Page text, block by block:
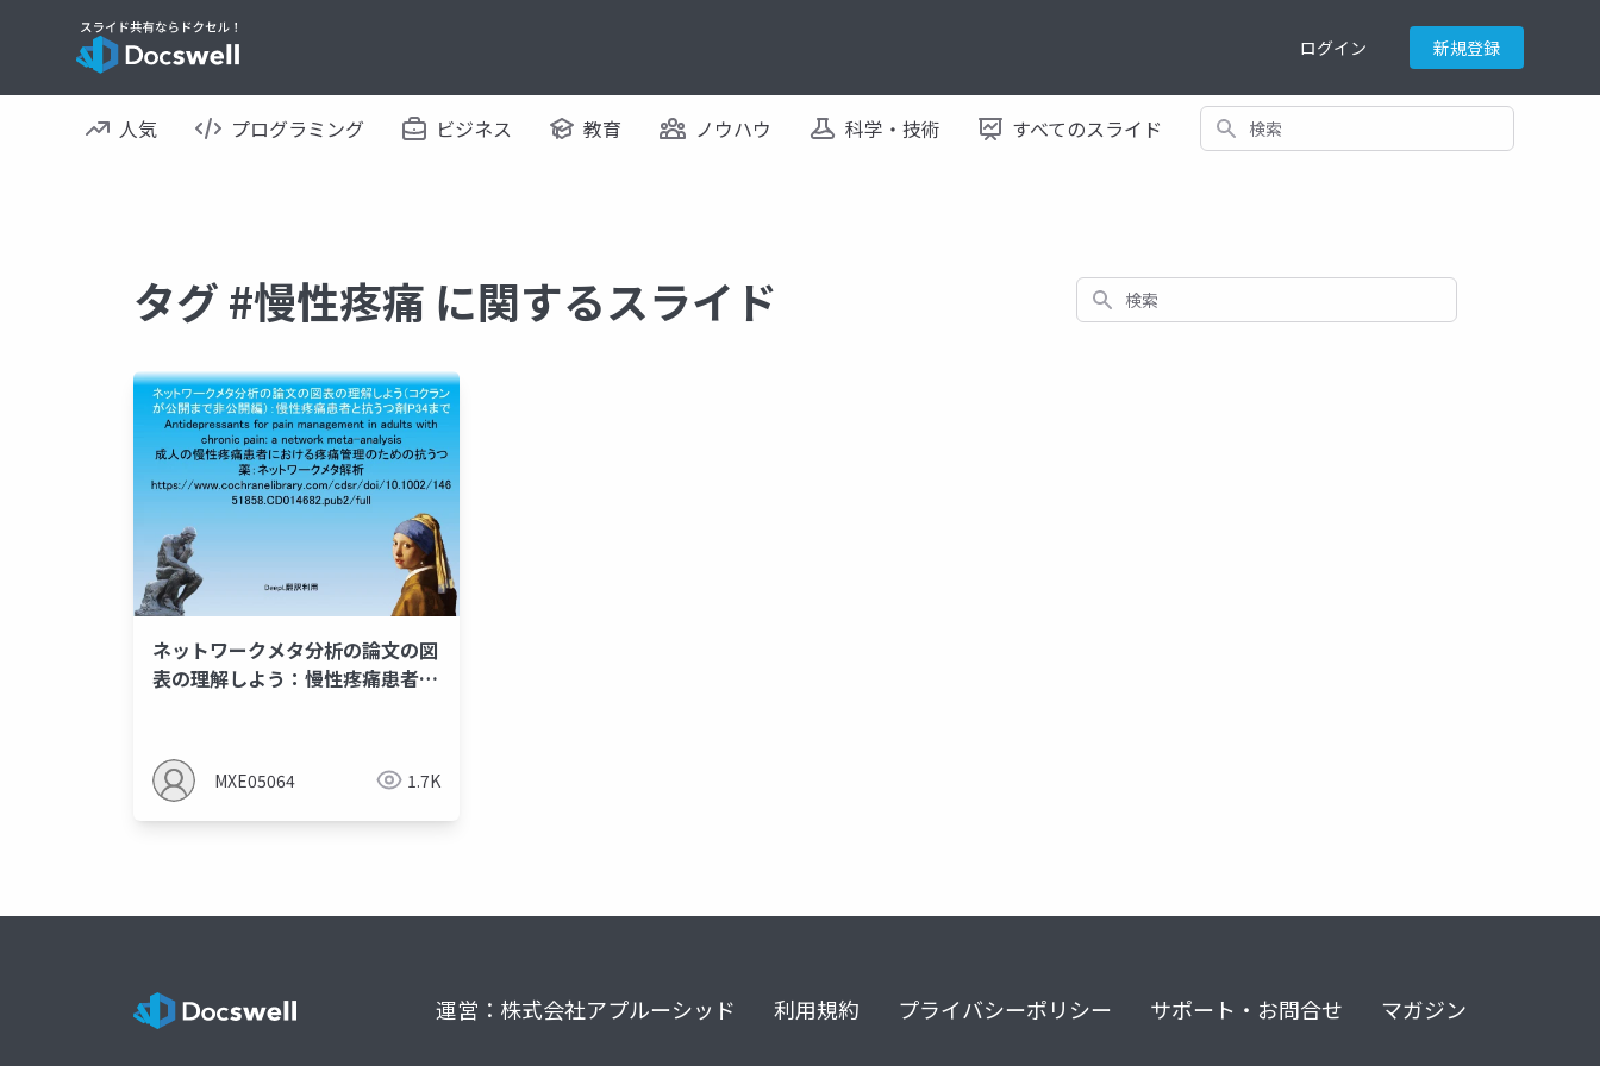
ログイン 新規登録
人気 プログラミング ビジネス 教育 ノウハウ 科学・技術 すべてのスライド 検索
タグ #慢性疼痛 に関するスライド 検索
ネットワークメタ分析の論文の図
表の理解しよう：慢性疼痛患者と
MXE05064 1.7K
運営：株式会社アプルーシッド 利用規約 プライバシーポリシー サポート・お問合せ マガジン